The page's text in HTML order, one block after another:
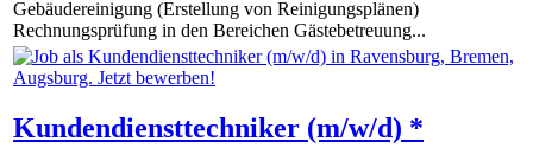
Gebäudereinigung (Erstellung von Reinigungsplänen)
Rechnungsprüfung in den Bereichen Gästebetreuung...
Kundendiensttechniker (m/w/d) *